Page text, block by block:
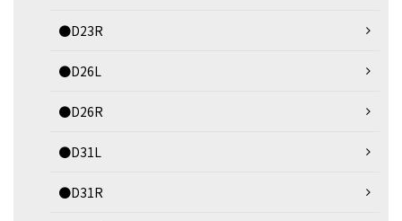
●D23R
●D26L
●D26R
●D31L
●D31R